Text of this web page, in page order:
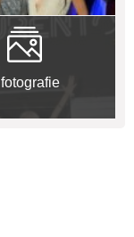
fotografie